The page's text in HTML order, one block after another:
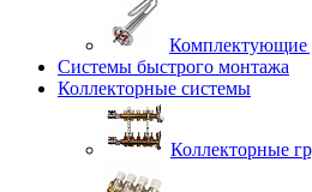
Комплектующие
Системы быстрого монтажа
Коллекторные системы
Коллекторные